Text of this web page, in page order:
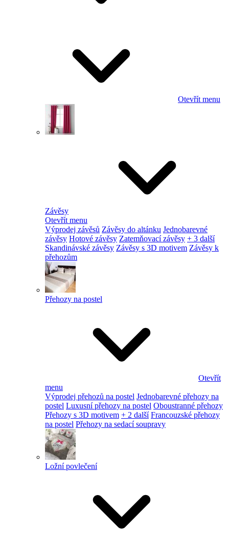
Otevřít menu
Závěsy
Otevřít menu
Výprodej závěsů Závěsy do altánku Jednobarevné
závěsy Hotové závěsy Zatemňovací závěsy + 3 další
Skandinávské závěsy Závěsy s 3D motivem Závěsy k
přehozům
Přehozy na postel
Otevřít
menu
Výprodej přehozů na postel Jednobarevné přehozy na
postel Luxusní přehozy na postel Oboustranné přehozy
Přehozy s 3D motivem + 2 další Francouzské přehozy
na postel Přehozy na sedací soupravy
Ložní povlečení